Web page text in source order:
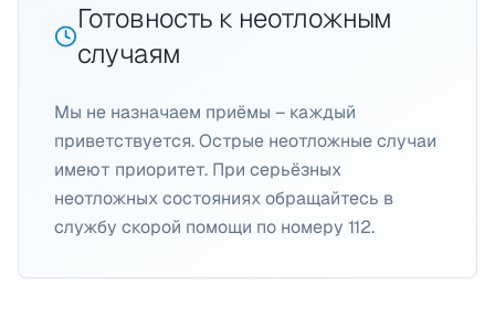
Готовность к неотложным
случаям
Мы не назначаем приёмы – каждый
приветствуется. Острые неотложные случаи
имеют приоритет. При серьёзных
неотложных состояниях обращайтесь в
службу скорой помощи по номеру 112.